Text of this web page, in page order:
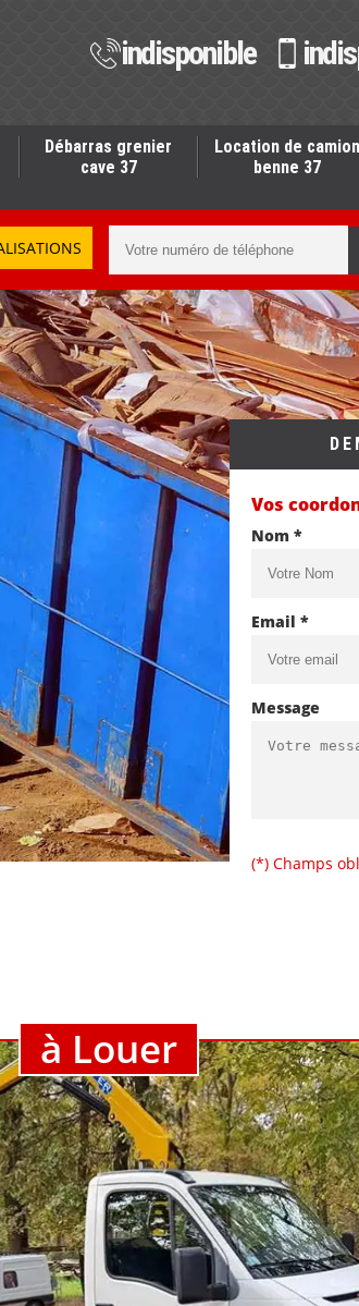
indisponible
Débarras grenier
cave 37
Location de camion
benne 37
Vos
Nom *
Email *
Message
(*) Champs
à Louer